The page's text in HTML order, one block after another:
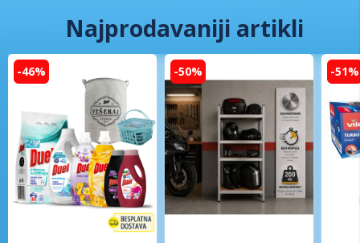
Najprodavaniji artikli
-46% -50% -51%